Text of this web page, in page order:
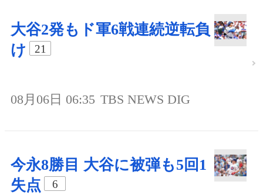
大谷2発もド軍6戦連続逆転負
け
21
08月06日 06:35 TBS NEWS DIG
今永8勝目 大谷に被弾も5回1
失点
6